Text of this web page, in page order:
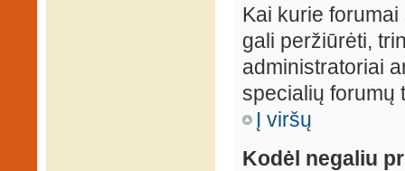
Kai kurie
gali peržiūrėti,
administratoriai
specialių forumų
Į viršų
Kodėl negaliu